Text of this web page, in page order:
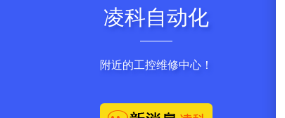
凌科自动化
附近的工控维修中心！